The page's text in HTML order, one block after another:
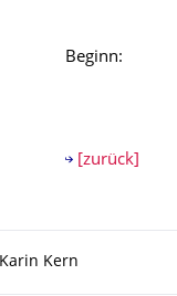
Beginn:
[zurück]
Karin Kern